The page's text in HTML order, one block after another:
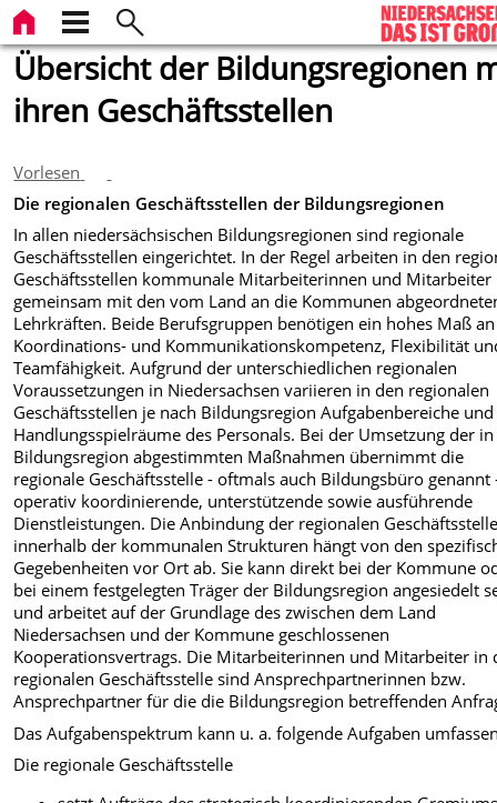
Übersicht der Bildungsregionen
ihren Geschäftsstellen
Vorlesen
Die regionalen Geschäftsstellen der Bildungsregionen
In allen niedersächsischen Bildungsregionen sind regionale
Geschäftsstellen eingerichtet. In der Regel arbeiten in den
Geschäftsstellen kommunale Mitarbeiterinnen und Mitarbeiter
gemeinsam mit den vom Land an die Kommunen
Lehrkräften. Beide Berufsgruppen benötigen ein hohes Maß an
Koordinations- und Kommunikationskompetenz, Flexibilität
Teamfähigkeit. Aufgrund der unterschiedlichen regionalen
Voraussetzungen in Niedersachsen variieren in den regionalen
Geschäftsstellen je nach Bildungsregion Aufgabenbereiche und
Handlungsspielräume des Personals. Bei der Umsetzung der
Bildungsregion abgestimmten Maßnahmen übernimmt die
regionale Geschäftsstelle - oftmals auch Bildungsbüro genannt
operativ koordinierende, unterstützende sowie ausführende
Dienstleistungen. Die Anbindung der regionalen
innerhalb der kommunalen Strukturen hängt von den
Gegebenheiten vor Ort ab. Sie kann direkt bei der Kommune
bei einem festgelegten Träger der Bildungsregion angesiedelt
und arbeitet auf der Grundlage des zwischen dem Land
Niedersachsen und der Kommune geschlossenen
Kooperationsvertrags. Die Mitarbeiterinnen und Mitarbeiter in
regionalen Geschäftsstelle sind Ansprechpartnerinnen bzw.
Ansprechpartner für die die Bildungsregion betreffenden
Das Aufgabenspektrum kann u. a. folgende Aufgaben
Die regionale Geschäftsstelle